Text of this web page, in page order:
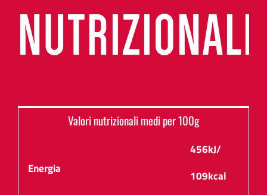
NUTRIZIONALI
Valori nutrizionali medi per 100g
Energia
456kJ/
109kcal